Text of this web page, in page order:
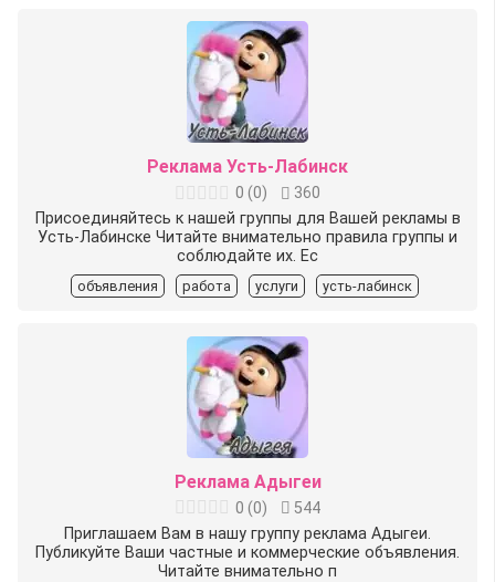
Реклама Усть-Лабинск
0 (0)
360
Присоединяйтесь к нашей группы для Вашей рекламы в
Усть-Лабинске Читайте внимательно правила группы и
соблюдайте их. Ес
объявления работа услуги усть-лабинск
Реклама Адыгеи
0 (0)
544
Приглашаем Вам в нашу группу реклама Адыгеи.
Публикуйте Ваши частные и коммерческие объявления.
Читайте внимательно п